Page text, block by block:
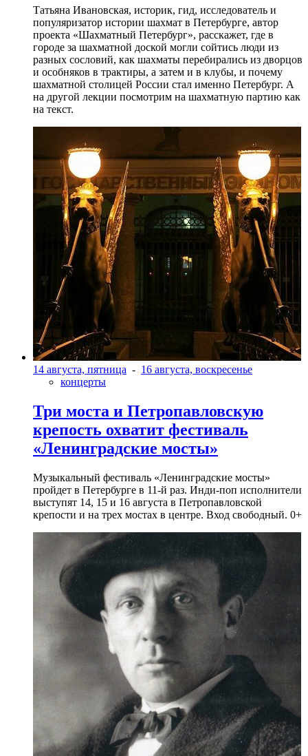
Татьяна Ивановская, историк, гид, исследователь и
популяризатор истории шахмат в Петербурге, автор
проекта «Шахматный Петербург», расскажет, где в
городе за шахматной доской могли сойтись люди из
разных сословий, как шахматы перебирались из дворцов
и особняков в трактиры, а затем и в клубы, и почему
шахматной столицей России стал именно Петербург. А
на другой лекции посмотрим на шахматную партию как
на текст.
14 августа, пятница - 16 августа, воскресенье
концерты
Три моста и Петропавловскую
крепость охватит фестиваль
«Ленинградские мосты»
Музыкальный фестиваль «Ленинградские мосты»
пройдет в Петербурге в 11-й раз. Инди-поп исполнители
выступят 14, 15 и 16 августа в Петропавловской
крепости и на трех мостах в центре. Вход свободный. 0+